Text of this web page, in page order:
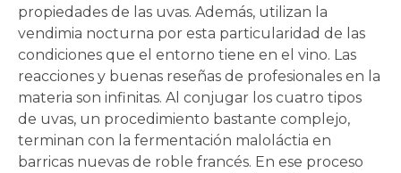
propiedades de las uvas. Además, utilizan la
vendimia nocturna por esta particularidad de las
condiciones que el entorno tiene en el vino. Las
reacciones y buenas reseñas de profesionales en la
materia son infinitas. Al conjugar los cuatro tipos
de uvas, un procedimiento bastante complejo,
terminan con la fermentación maloláctia en
barricas nuevas de roble francés. En ese proceso